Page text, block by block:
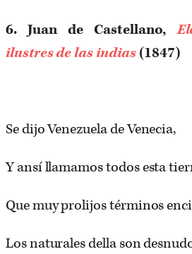
6. Juan de Castellano,
ilustres de las indias(1847)
Se dijo Venezuela de Venecia,
Y ansí llamamos todos esta
Que muy prolijos términos
Los naturales della son